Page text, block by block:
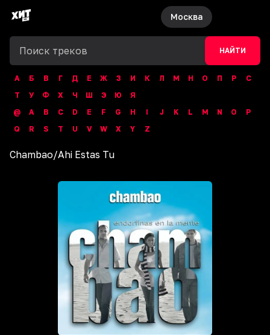
Москва
НАЙТИ
А Б В Г Д Е Ж З И К Л М Н О П Р
С
Т
У Ф Х Ч Ш Э Ю
Я
@
A B C D E F G H I J K L M N O
P
Q
R S T U V W X Y Z
Chambao/Ahi Estas Tu